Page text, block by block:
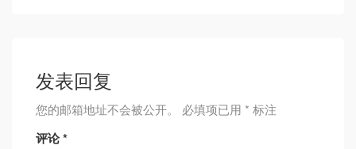
发表回复
您的邮箱地址不会被公开。 必填项已用 * 标注
评论*